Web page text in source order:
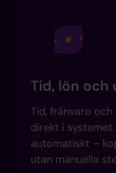
Tid, lön och
Tid, frånvaro
direkt i
automatiskt –
utan manuella